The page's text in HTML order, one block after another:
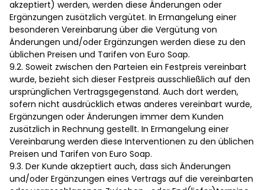
akzeptiert) werden, werden diese Änderungen oder
Ergänzungen zusätzlich vergütet. In Ermangelung einer
besonderen Vereinbarung über die Vergütung von
Änderungen und/oder Ergänzungen werden diese zu den
üblichen Preisen und Tarifen von Euro Soap.
9.2. Soweit zwischen den Parteien ein Festpreis vereinbart
wurde, bezieht sich dieser Festpreis ausschließlich auf den
ursprünglichen Vertragsgegenstand. Auch dort werden,
sofern nicht ausdrücklich etwas anderes vereinbart wurde,
Ergänzungen oder Änderungen immer dem Kunden
zusätzlich in Rechnung gestellt. In Ermangelung einer
Vereinbarung werden diese Interventionen zu den üblichen
Preisen und Tarifen von Euro Soap.
9.3. Der Kunde akzeptiert auch, dass sich Änderungen
und/oder Ergänzungen eines Vertrags auf die vereinbarten